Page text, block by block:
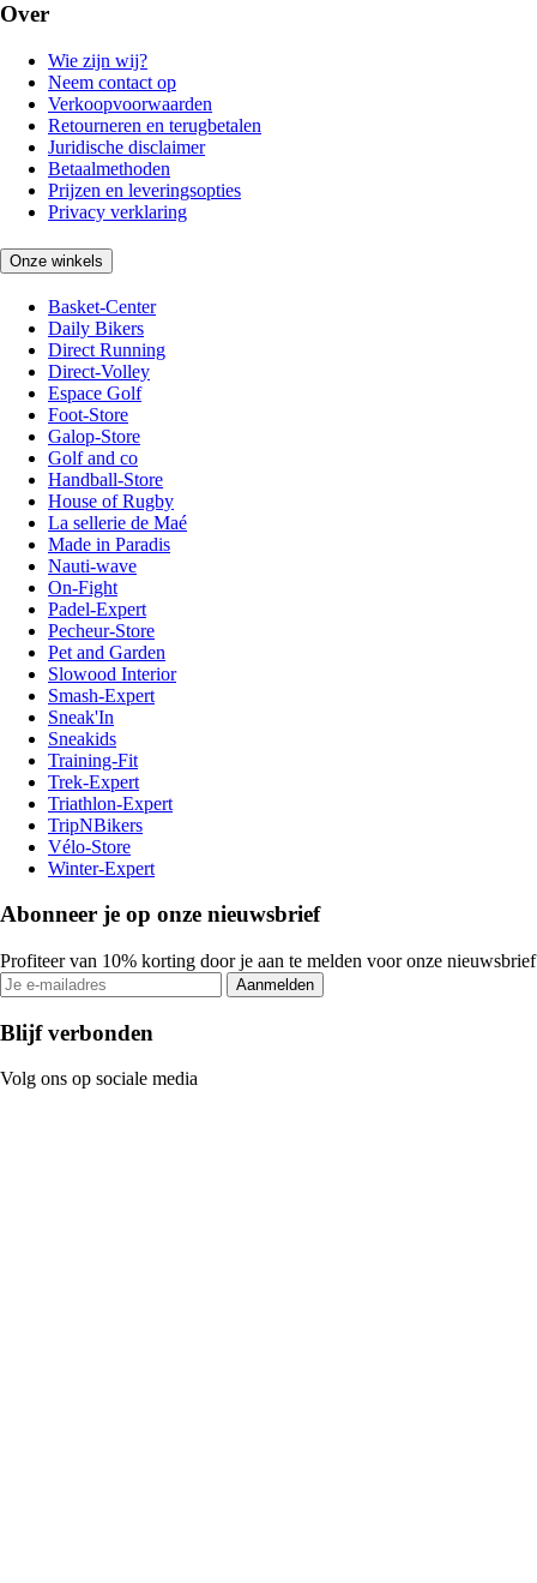
Over
Wie zijn wij?
Neem contact op
Verkoopvoorwaarden
Retourneren en terugbetalen
Juridische disclaimer
Betaalmethoden
Prijzen en leveringsopties
Privacy verklaring
Onze winkels
Basket-Center
Daily Bikers
Direct Running
Direct-Volley
Espace Golf
Foot-Store
Galop-Store
Golf and co
Handball-Store
House of Rugby
La sellerie de Maé
Made in Paradis
Nauti-wave
On-Fight
Padel-Expert
Pecheur-Store
Pet and Garden
Slowood Interior
Smash-Expert
Sneak'In
Sneakids
Training-Fit
Trek-Expert
Triathlon-Expert
TripNBikers
Vélo-Store
Winter-Expert
Abonneer je op onze nieuwsbrief
Profiteer van 10% korting door je aan te melden voor onze nieuwsbrief
Aanmelden
Blijf verbonden
Volg ons op sociale media